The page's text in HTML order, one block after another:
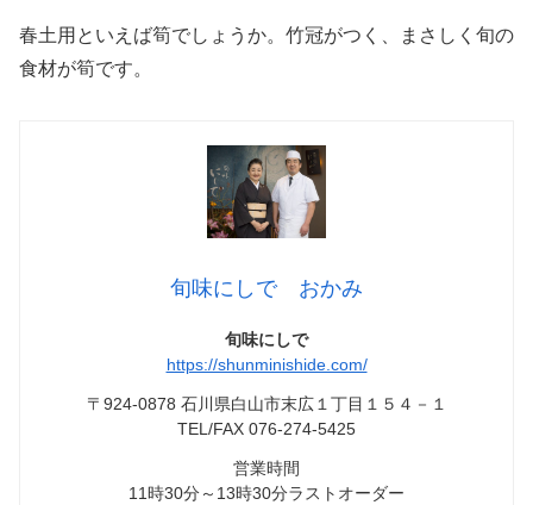
春土用といえば筍でしょうか。竹冠がつく、まさしく旬の
食材が筍です。
旬味にしで おかみ
旬味にしで
https://shunminishide.com/
〒924-0878 石川県白山市末広１丁目１５４－１
TEL/FAX 076-274-5425
営業時間
11時30分～13時30分ラストオーダー